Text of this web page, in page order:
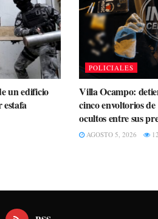
un edificio
estafa
POLICIALES
Villa Ocampo:
cinco envoltorios
ocultos entre sus
AGOSTO 5, 2026